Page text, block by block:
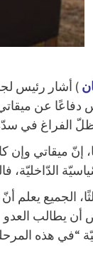
) أشار رئيس
دفاعًا عن
في سدّة
إنّ ميقاتي
الجميع يعلم
التزام تطبيق القرار 1701 ،
“في هذه